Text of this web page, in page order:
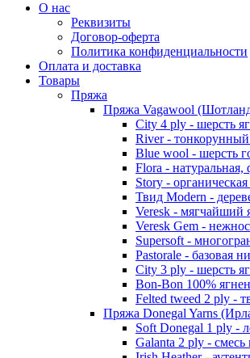
О нас
Реквизиты
Договор-оферта
Политика конфиденциальности
Оплата и доставка
Товары
Пряжа
Пряжа Vagawool
City 4 ply - шерсть
River -
Blue wool - шерсть
Flora - натуральная,
Story -
Твид Modern -
Veresk - мягчайший
Veresk Gem -
Supersoft -
Pastorale - базовая
City 3 ply - шерсть
Bon-Bon 100%
Felted tweed 2 ply -
Пряжа Donegal Yarns
Soft Donegal 1 ply -
Galanta 2 ply -